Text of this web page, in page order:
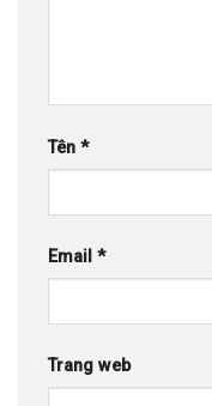
Tên *
Email *
Trang web